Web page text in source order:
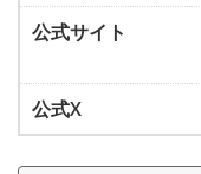
公式サイト
公式X